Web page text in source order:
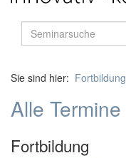
Sie sind hier: Fortbildung
Alle Termine
Fortbildung